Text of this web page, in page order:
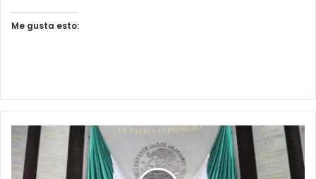
Me gusta esto: